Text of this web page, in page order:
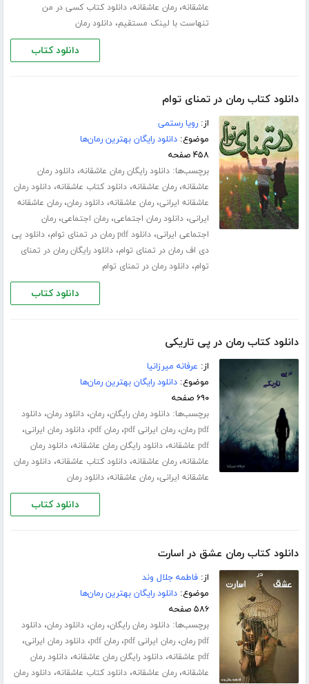
عاشقانه،رمان عاشقانه،دانلود کتاب کسی در من
تنهاست با لینک مستقیم،دانلود رمان
دانلود کتاب
دانلود کتاب رمان در تمنای توام
از:رویا رستمی
موضوع:دانلود رایگان بهترین رمان‌ها
۴۵۸ صفحه
برچسب‌ها:دانلود رایگان رمان عاشقانه،دانلود رمان
عاشقانه،رمان عاشقانه،دانلود کتاب عاشقانه،دانلود رمان
عاشقانه ایرانی،رمان عاشقانه،دانلود رمان،رمان عاشقانه
ایرانی،دانلود رمان اجتماعی،رمان اجتماعی،رمان
اجتماعی ایرانی،دانلود pdf رمان در تمنای توام ،دانلود پی
دی اف رمان در تمنای توام،دانلود رایگان رمان در تمنای
توام،دانلود رمان در تمنای توام
دانلود کتاب
دانلود کتاب رمان در پی تاریکی
از: عرفانه میرزانیا
موضوع:دانلود رایگان بهترین رمان‌ها
۶۹۰ صفحه
برچسب‌ها:دانلود رمان رایگان،رمان،دانلود رمان،دانلود
pdf رمان
،رمان ایرانی pdf ،رمان pdf ،دانلود رمان ایرانی،
pdf عاشقانه ،دانلود رایگان رمان عاشقانه،دانلود رمان
عاشقانه،رمان عاشقانه،دانلود کتاب عاشقانه،دانلود رمان
عاشقانه ایرانی،رمان عاشقانه،دانلود رمان
دانلود کتاب
دانلود کتاب رمان عشق در اسارت
از:فاطمه جلال‌ وند
موضوع:دانلود رایگان بهترین رمان‌ها
۵۸۶ صفحه
برچسب‌ها:دانلود رمان رایگان،رمان،دانلود رمان،دانلود
pdf رمان
،رمان ایرانی pdf ،رمان pdf ،دانلود رمان ایرانی،
pdf عاشقانه ،دانلود رایگان رمان عاشقانه،دانلود رمان
عاشقانه،رمان عاشقانه،دانلود کتاب عاشقانه،دانلود رمان